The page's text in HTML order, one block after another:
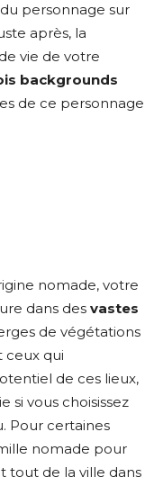
personnage sur
après, la
vie de votre
backgrounds
de ce personnage
nomade, votre
dans des vastes
de végétations
ceux qui
de ces lieux,
si vous choisissez
Pour certaines
nomade pour
tout de la ville dans